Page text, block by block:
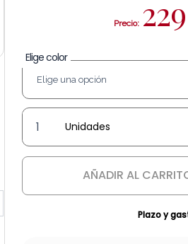
Precio: 229
Elige color
Farol
Estrella
'Bal'
AÑADIR AL
Plazo y